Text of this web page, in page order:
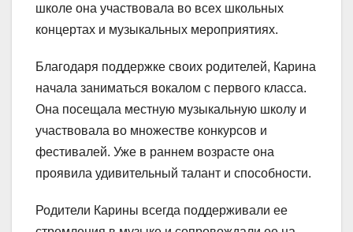
школе она участвовала во всех школьных
концертах и музыкальных мероприятиях.
Благодаря поддержке своих родителей, Карина
начала заниматься вокалом с первого класса.
Она посещала местную музыкальную школу и
участвовала во множестве конкурсов и
фестивалей. Уже в раннем возрасте она
проявила удивительный талант и способности.
Родители Карины всегда поддерживали ее